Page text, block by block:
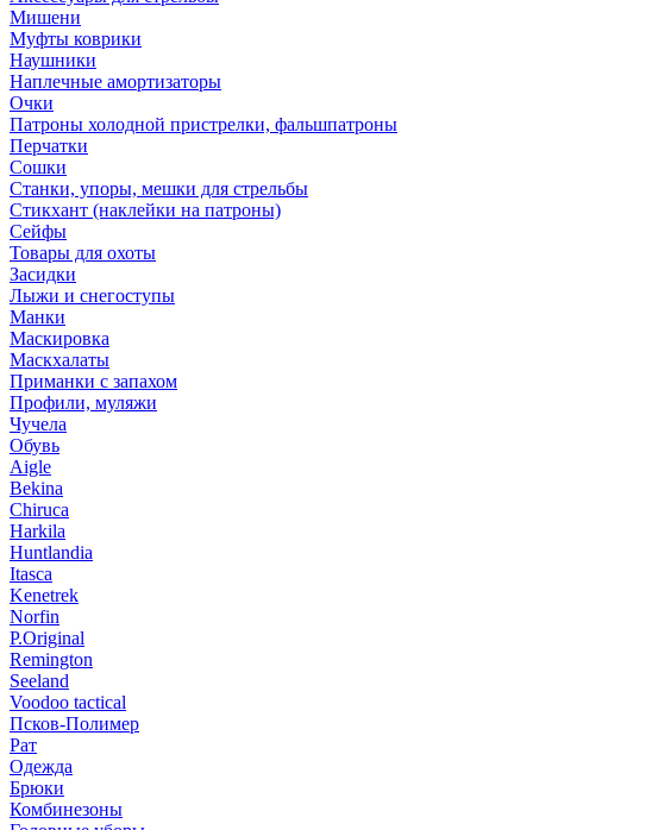
Мишени
Муфты коврики
Наушники
Наплечные амортизаторы
Очки
Патроны холодной пристрелки, фальшпатроны
Перчатки
Сошки
Станки, упоры, мешки для стрельбы
Стикхант (наклейки на патроны)
Сейфы
Товары для охоты
Засидки
Лыжи и снегоступы
Манки
Маскировка
Маскхалаты
Приманки с запахом
Профили, муляжи
Чучела
Обувь
Aigle
Bekina
Chiruсa
Harkila
Huntlandia
Itasca
Kenetrek
Norfin
P.Original
Remington
Seeland
Voodoo tactical
Псков-Полимер
Рат
Одежда
Брюки
Комбинезоны